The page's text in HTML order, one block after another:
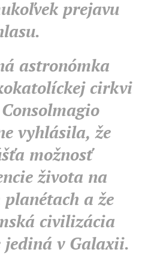
prejavu
astronómka
cirkvi
vyhlásila, že
možnosť
života na
a že
civilizácia
jediná v Galaxii.